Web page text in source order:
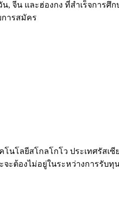
ะฮ่องกง ที่สำเร็จการศึกษ
การสมัคร
ยีสโกลโกโว ประเทศรัสเ
ะต้องไม่อยู่ในระหว่างการรับทุ